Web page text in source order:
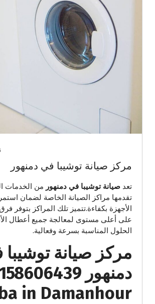
مركز صيانة توشيبا في دمنهور
تعد صيانة توشيبا في دمنهور من الخدمات
تقدمها مراكز الصيانة الخاصة لضمان
الأجهزة بكفاءة.تتميز تلك المراكز بتوفر
على أعلى مستوى لمعالجة جميع أعطال
الحلول المناسبة بسرعة وفعالية.
مركز صيانة
دمنهور
in Damanhour